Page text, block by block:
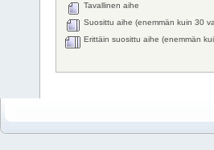
Tavallinen aihe
Suosittu aihe (enemmän kuin 30
Erittäin suosittu aihe (enemmän